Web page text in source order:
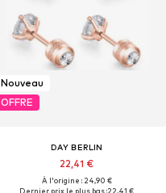
Nouveau
OFFRE
DAY BERLIN
22,41 €
À l'origine : 24,90 €
Dernier prix le plus bas :22,41 €